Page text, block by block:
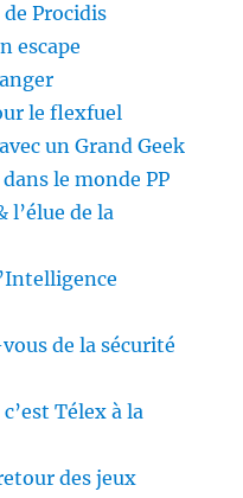
Procidis
escape
le flexfuel
un Grand Geek
le monde PP
l’élue de la
de la sécurité
Télex à la
des jeux